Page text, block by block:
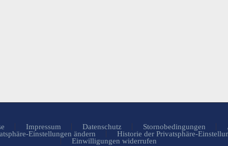
Impressum Datenschutz Stornobedingungen
Einstellungen ändern
Historie der Privatsphäre-
Einwilligungen widerrufen